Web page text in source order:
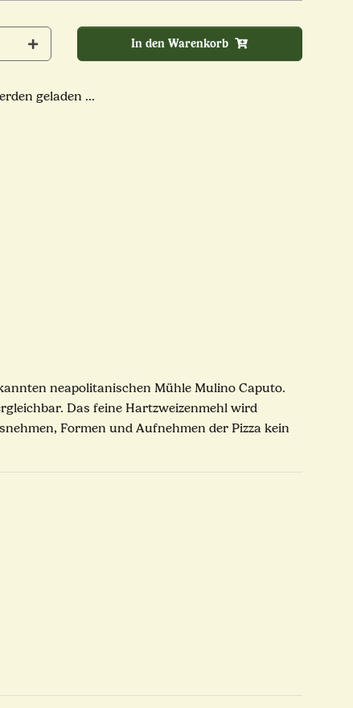
In den Warenkorb
geladen ...
neapolitanischen Mühle Mulino Caputo.
Das feine Hartzweizenmehl wird
Formen und Aufnehmen der Pizza kein